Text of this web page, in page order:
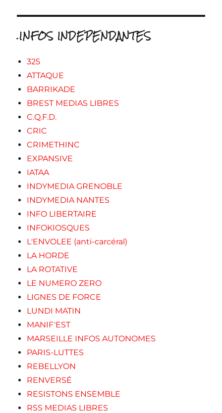
.INFOS INDEPENDANTES
325
ATTAQUE
BARRIKADE
BREST MEDIAS LIBRES
C.Q.F.D.
CRIC
CRIMETHINC
EXPANSIVE
IATAA
INDYMEDIA GRENOBLE
INDYMEDIA NANTES
INFO LIBERTAIRE
INFOKIOSQUES
L'ENVOLEE (anti-carcéral)
LA HORDE
LA ROTATIVE
LE NUMERO ZERO
LIGNES DE FORCE
LUNDI MATIN
MANIF'EST
MARSEILLE INFOS AUTONOMES
PARIS-LUTTES
REBELLYON
RENVERSÉ
RESISTONS ENSEMBLE
RSS MEDIAS LIBRES